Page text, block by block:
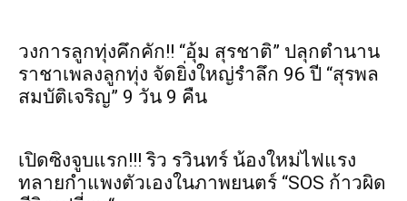
วงการลูกทุ่งคึกคัก!! “อุ้ม สุรชาติ” ปลุกตำนาน
ราชาเพลงลูกทุ่ง จัดยิ่งใหญ่รำลึก 96 ปี “สุรพล
สมบัติเจริญ” 9 วัน 9 คืน
เปิดซิงจูบแรก!!! ริว รวินทร์ น้องใหม่ไฟแรง
ทลายกำแพงตัวเองในภาพยนตร์ “SOS ก้าวผิด